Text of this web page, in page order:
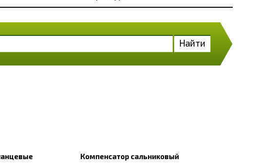
Найти
Компенсатор сальниковый